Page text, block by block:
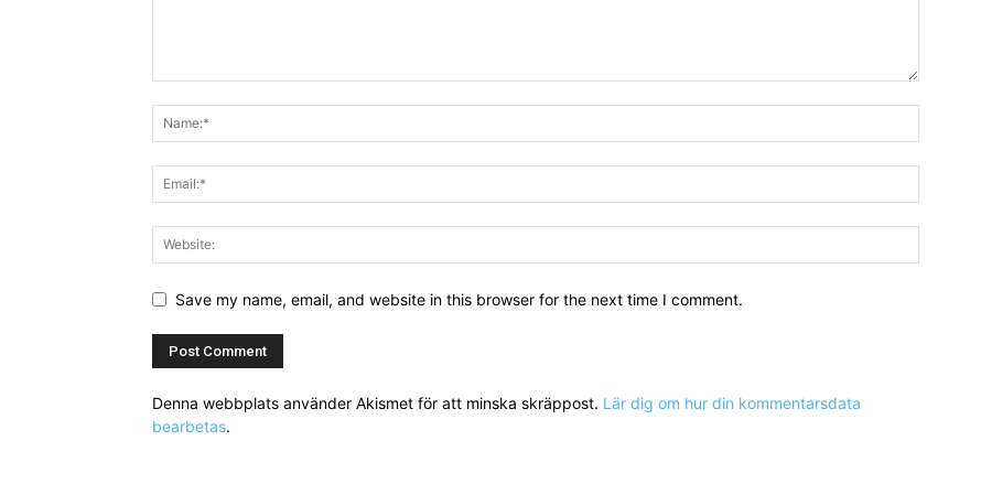
Save my name, email, and website in this browser for the next time I comment.
Denna webbplats använder Akismet för att minska skräppost. Lär dig om hur din kommentarsdata
bearbetas.